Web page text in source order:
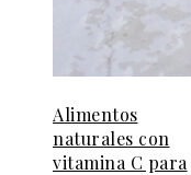
Alimentos
naturales con
vitamina C para